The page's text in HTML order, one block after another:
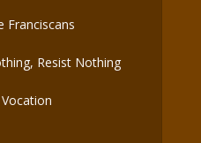
Franciscans
Resist Nothing